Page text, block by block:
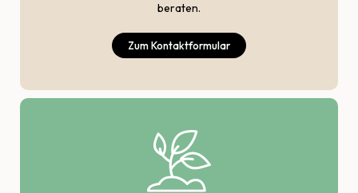
beraten.
Zum Kontaktformular